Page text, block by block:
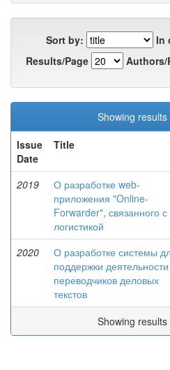
Sort by:
In
Results/Page
Authors/
Showing
Issue
Date
Title
2019
О разработке web-
приложения "Online-
Forwarder", связанного с
логистикой
2020
О разработке системы
поддержки деятельности
переводчиков деловых
текстов
Showing